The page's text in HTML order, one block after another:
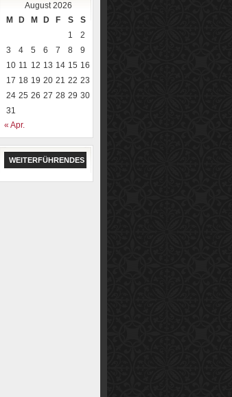
August 2026
M
D M D F S
S
1
2
3
4 5 6 7 8
9
10 11 12 13 14 15 16
17 18 19 20 21 22 23
24 25 26 27 28 29 30
31
« Apr.
WEITERFÜHRENDES